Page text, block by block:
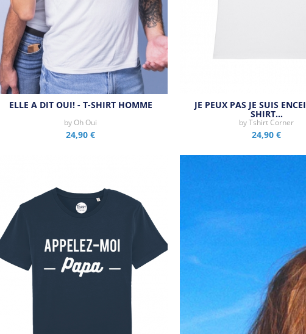
Aperçu rapide
ELLE A DIT OUI! - T-SHIRT HOMME
by Oh Oui
24,90 € Aperçu rapide
JE PEUX PAS JE SUIS
SHIRT…
byTshirt Corner
24,90 €